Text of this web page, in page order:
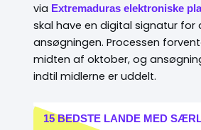
via Extremaduras elektroniske
skal have en digital signatur for
ansøgningen. Processen
midten af oktober, og
indtil midlerne er uddelt.
15 BEDSTE LANDE MED